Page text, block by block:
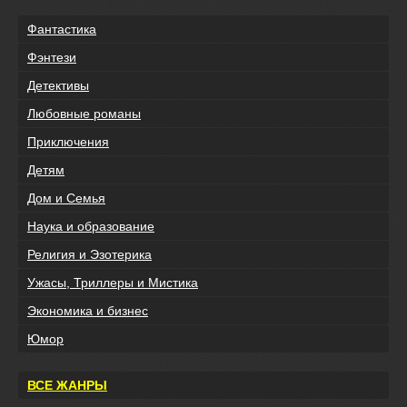
Фантастика
Фэнтези
Детективы
Любовные романы
Приключения
Детям
Дом и Семья
Наука и образование
Религия и Эзотерика
Ужасы, Триллеры и Мистика
Экономика и бизнес
Юмор
ВСЕ ЖАНРЫ